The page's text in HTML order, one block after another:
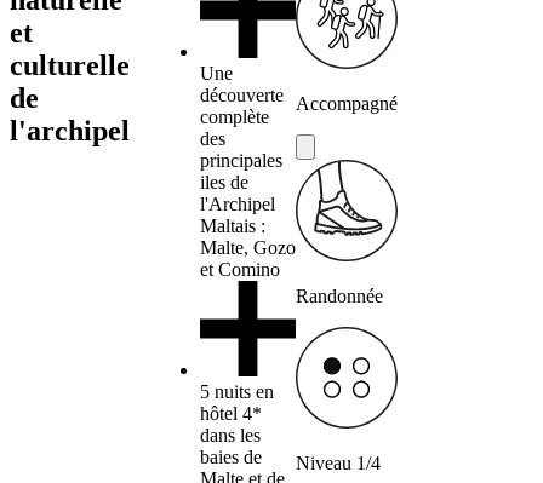
et
culturelle
de
l'archipel
Une
découverte
complète
des
principales
iles de
l'Archipel
Maltais :
Malte, Gozo
et Comino
5 nuits en
hôtel 4*
dans les
baies de
Malte et de
Accompagné
Randonnée
Niveau 1/4